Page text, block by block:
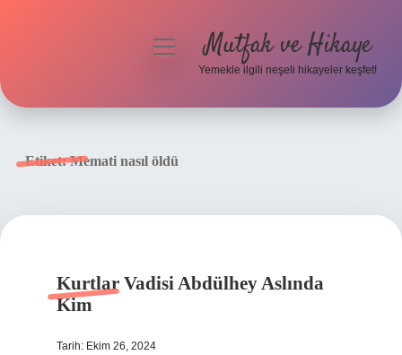
menüyüMutfak ve Hikaye
Yemekle ilgili neşeli hikayeler keşfet!
Etiket:Memati nasıl öldü
Kurtlar Vadisi Abdülhey Aslında
Kim
Tarih: Ekim 26, 2024